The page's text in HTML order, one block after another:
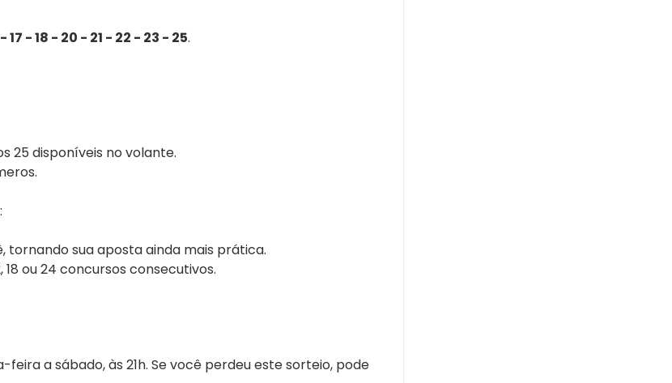
17 - 18 - 20 - 21 - 22 - 23 - 25.
25 disponíveis no volante.
tornando sua aposta ainda mais prática.
ou 24 concursos consecutivos.
a sábado, às 21h. Se você perdeu este sorteio, pode